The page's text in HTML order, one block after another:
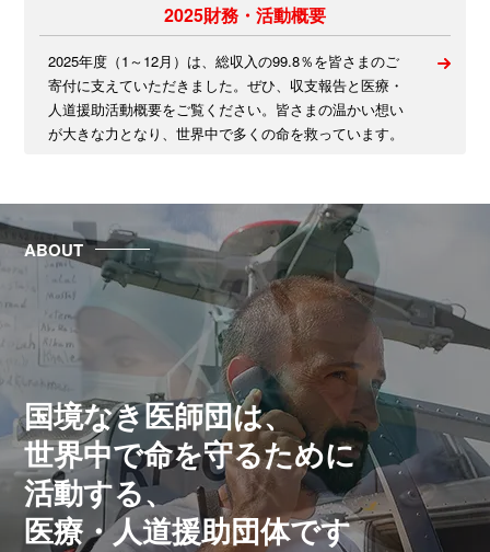
2025財務・活動概要
2025年度（1～12月）は、総収入の99.8％を皆さまのご
寄付に支えていただきました。ぜひ、収支報告と医療・
人道援助活動概要をご覧ください。皆さまの温かい想い
が大きな力となり、世界中で多くの命を救っています。
ABOUT
国境なき医師団は、
世界中で命を守るために
活動する、
医療・人道援助団体です